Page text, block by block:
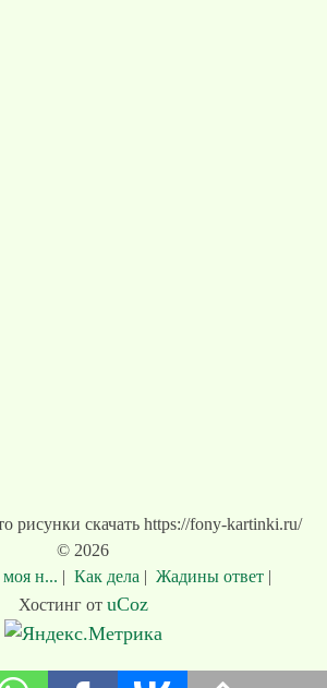
рисунки скачать https://fony-kartinki.ru/
© 2026
н... | Как дела | Жадины ответ |
Хостинг от uCoz